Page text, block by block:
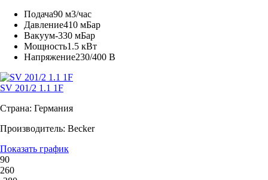
Подача90 м3/час
Давление410 мБар
Вакуум-330 мБар
Мощность1.5 кВт
Напряжение230/400 В
SV 201/2 1.1 1F
Страна: Германия
Производитель: Becker
Показать график
90
260